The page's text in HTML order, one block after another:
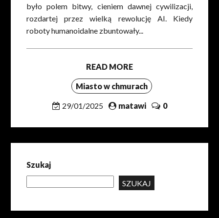
było polem bitwy, cieniem dawnej cywilizacji,
rozdartej przez wielką rewolucję AI. Kiedy
roboty humanoidalne zbuntowały...
READ MORE
Miasto w chmurach
29/01/2025 matawi 0
Szukaj
SZUKAJ